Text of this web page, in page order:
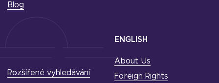
Blog
ENGLISH
About Us
Foreign Rights
Rozšířené vyhledávání